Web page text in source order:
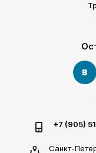
+7 (905)
Санкт-